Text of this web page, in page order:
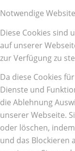
Notwendige
Diese Cookies sind
auf unserer
zur Verfügung zu
Da diese Cookies
Dienste und
die Ablehnung
unserer Webseite.
oder löschen,
und das Blockieren